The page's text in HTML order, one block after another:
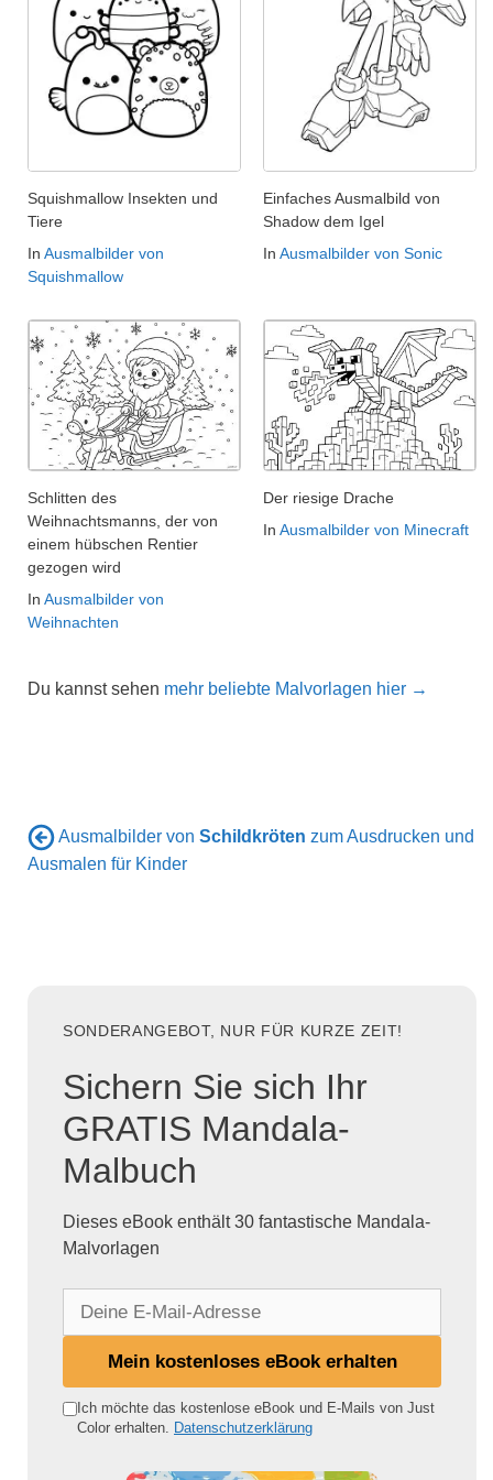
Squishmallow Insekten und
Tiere
In Ausmalbilder von
Squishmallow
Einfaches Ausmalbild von
Shadow dem Igel
In Ausmalbilder von Sonic
Schlitten des
Weihnachtsmanns, der von
einem hübschen Rentier
gezogen wird
In Ausmalbilder von
Weihnachten
Der riesige Drache
In Ausmalbilder von Minecraft
Du kannst sehen mehr beliebte Malvorlagen hier →
Ausmalbilder von Schildkröten zum Ausdrucken und
Ausmalen für Kinder
SONDERANGEBOT, NUR FÜR KURZE ZEIT!
Sichern Sie sich Ihr
GRATIS Mandala-
Malbuch
Dieses eBook enthält 30 fantastische Mandala-
Malvorlagen
e
Mein kostenloses eBook erhalten
Ich möchte das kostenlose eBook und E-Mails von Just
Color erhalten. Datenschutzerklärung